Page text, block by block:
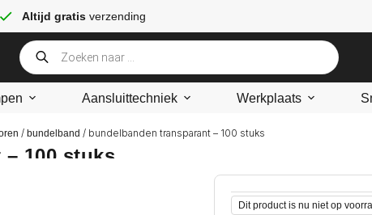
Altijd gratis verzending
Aansluittechniek Werkplaats
/bundelband / bundelbanden transparant – 100 stuks
100 stuks
Dit product is nu niet op